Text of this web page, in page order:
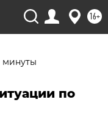
16+
по